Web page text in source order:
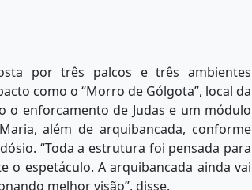
por três palcos e três ambientes
como o “Morro de Gólgota”, local da
o enforcamento de Judas e um módulo
além de arquibancada, conforme
“Toda a estrutura foi pensada para
espetáculo. A arquibancada ainda vai
melhor visão”, disse.